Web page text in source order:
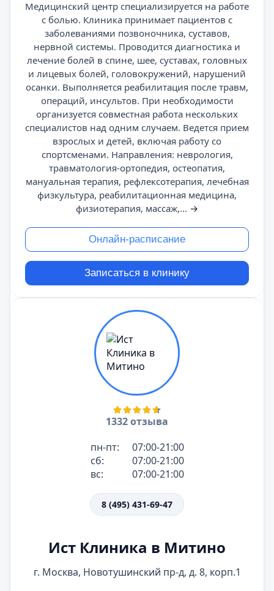
Медицинский центр специализируется на работе
с болью. Клиника принимает пациентов с
заболеваниями позвоночника, суставов,
нервной системы. Проводится диагностика и
лечение болей в спине, шее, суставах, головных
и лицевых болей, головокружений, нарушений
осанки. Выполняется реабилитация после травм,
операций, инсультов. При необходимости
организуется совместная работа нескольких
специалистов над одним случаем. Ведется прием
взрослых и детей, включая работу со
спортсменами. Направления: неврология,
травматология-ортопедия, остеопатия,
мануальная терапия, рефлексотерапия, лечебная
физкультура, реабилитационная медицина,
физиотерапия, массаж,... →
Онлайн-расписание
Записаться в клинику
1332 отзыва
пн-пт:
07:00-21:00
сб:
07:00-21:00
вс:
07:00-21:00
8 (495) 431-69-47
Ист Клиника в Митино
г. Москва, Новотушинский пр-д, д. 8, корп.1